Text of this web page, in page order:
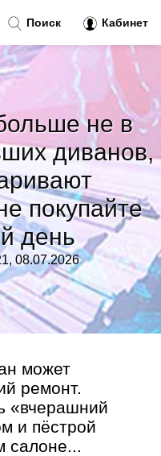
не в
диванов,
покупайте
день
08.07.2026
может
ремонт.
«вчерашний
и пёстрой
салоне...
Поиск Кабинет